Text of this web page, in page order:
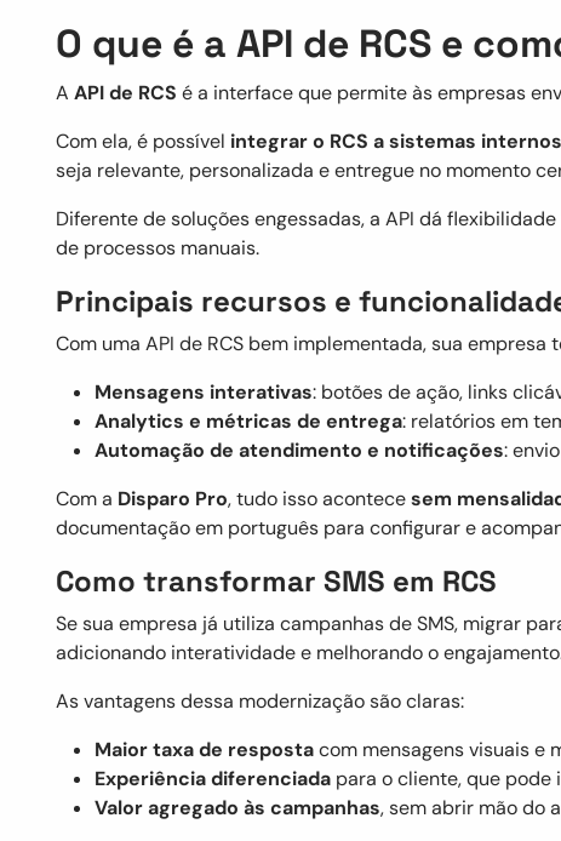
O que é a API de RCS e
A API de RCS é a interface que permite às empresas
Com ela, é possível integrar o RCS a sistemas internos
seja relevante, personalizada e entregue no momento
Diferente de soluções engessadas, a API dá
de processos manuais.
Principais recursos e
Com uma API de RCS bem implementada, sua
Mensagens interativas: botões de ação, links
Analytics e métricas de entrega: relatórios em
Automação de atendimento e notificações:
Com a Disparo Pro, tudo isso acontecesem
documentação em português para configurar e
Como transformar SMS em RCS
Se sua empresa já utiliza campanhas de SMS, migrar
adicionando interatividade e melhorando o
As vantagens dessa modernização são claras:
Maior taxa de respostacom mensagens visuais e
Experiência diferenciada para o cliente, que
Valor agregado às campanhas, sem abrir mão do